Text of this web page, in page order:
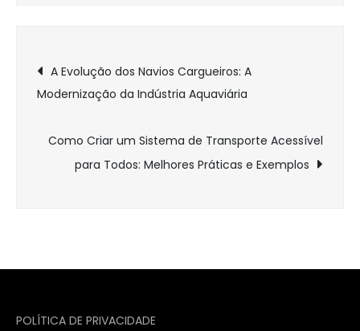
Navegação
de
Post
A Evolução dos Navios Cargueiros: A
Modernização da Indústria Aquaviária
Como Criar um Sistema de Transporte Acessível
para Todos: Melhores Práticas e Exemplos
POLÍTICA DE PRIVACIDADE